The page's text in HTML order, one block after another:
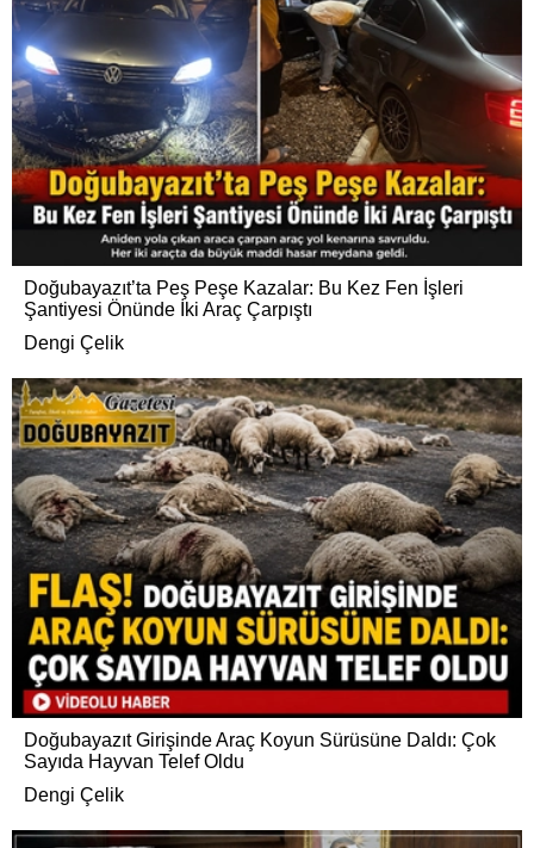
Doğubayazıt’ta Peş Peşe Kazalar: Bu Kez Fen İşleri
Şantiyesi Önünde İki Araç Çarpıştı
Dengi Çelik
Doğubayazıt Girişinde Araç Koyun Sürüsüne Daldı: Çok
Sayıda Hayvan Telef Oldu
Dengi Çelik